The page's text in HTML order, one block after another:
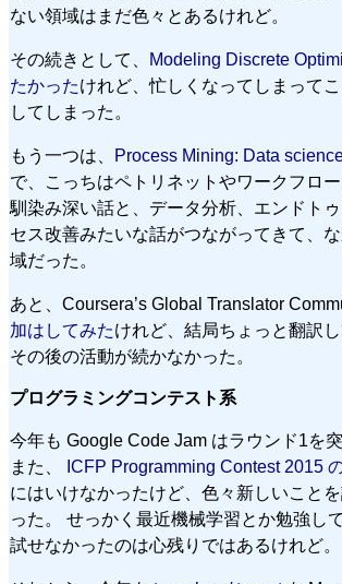
ない領域はまだ色々とあるけれど。
その続きとして、 Modeling Discrete
たかったけれど、忙しくなってしまって
してしまった。
もう一つは、
Process Mining: Data
で、こっちはペトリネットやワークフロ
馴染み深い話と、データ分析、エンドト
セス改善みたいな話がつながってきて、
域だった。
あと、Coursera’s Global Translator
加はしてみたけれど、結局ちょっと翻訳し
その後の活動が続かなかった。
プログラミングコンテスト系
今年も Google Code Jam はラウンド1を
また、
ICFP Programming Contest 2015
にはいけなかったけど、色々新しいこと
った。 せっかく最近機械学習とか勉強し
試せなかったのは心残りではあるけれど。